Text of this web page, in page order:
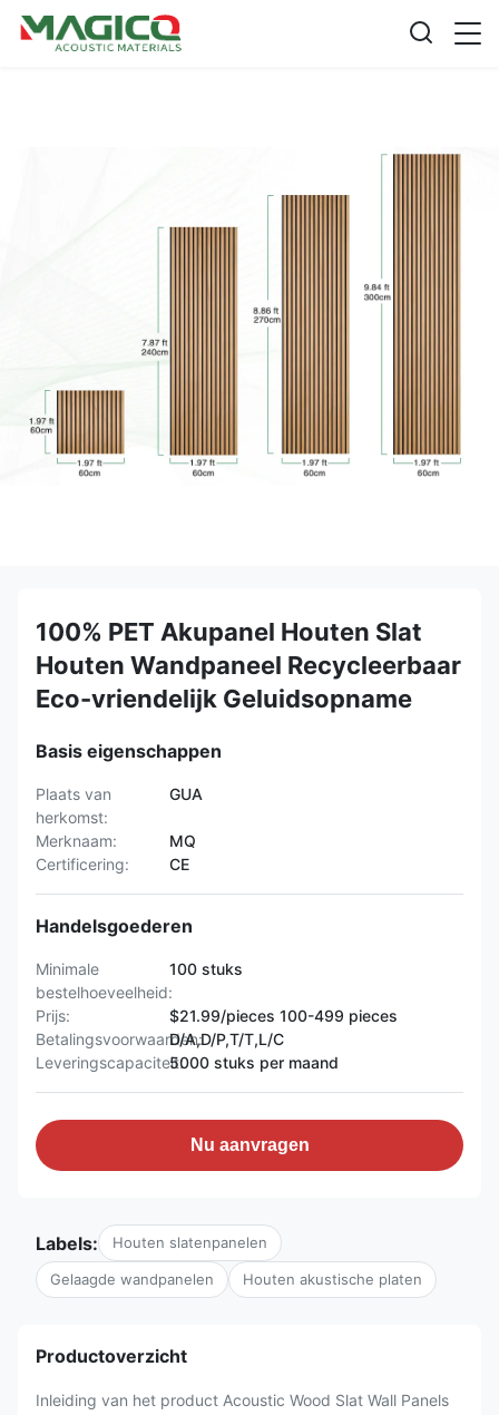
100% PET Akupanel Houten Slat
Houten Wandpaneel Recycleerbaar
Eco-vriendelijk Geluidsopname
Basis eigenschappen
Plaats van
herkomst:
GUA
Merknaam:
MQ
Certificering:
CE
Handelsgoederen
Minimale
bestelhoeveelheid:
100 stuks
Prijs:
$21.99/pieces 100-499 pieces
Betalingsvoorwaarden:D/A,D/P,T/T,L/C
Leveringscapaciteit:5000 stuks per maand
Nu aanvragen
Labels: Houten slatenpanelen
Gelaagde wandpanelen Houten akustische platen
Productoverzicht
Inleiding van het product Acoustic Wood Slat Wall Panels